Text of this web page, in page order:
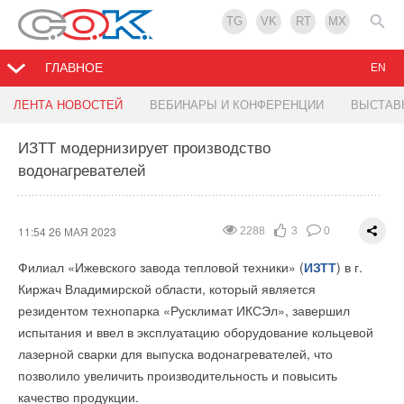
TG VK RT MX
ГЛАВНОЕ
ЛЕНТА НОВОСТЕЙ ВЕБИНАРЫ И КОНФЕРЕНЦИИ
EN
ИЗТТ модернизирует производство
водонагревателей
2288 3 0
11:54 26 МАЯ 2023
Филиал «Ижевского завода тепловой техники» (ИЗТТ) в г.
Киржач Владимирской области, который является
резидентом технопарка «Русклимат ИКСЭл», завершил
испытания и ввел в эксплуатацию оборудование кольцевой
лазерной сварки для выпуска водонагревателей, что
позволило увеличить производительность и повысить
качество продукции.
Новинка - Сервоприводы ROMMER
1461
11:53 26 МАЯ 2023
АссортиментROMMERпополнился новыми
Мегазавод по производству зеленого водорода в
11:42 25 МАЯ 2023
РОСТерм расширил ассортимент аксиальных
11:41 25 МАЯ 2023
Зеленые облигации Москвы победили в
11:40 25 МАЯ 2023
климатическом конкурсе «Зеленая Евразия». Московская
финансирование», сообщилаМария Багреева, Министр
Правительства Москвы, руководитель столичного
Департамента экономической политики и развития.